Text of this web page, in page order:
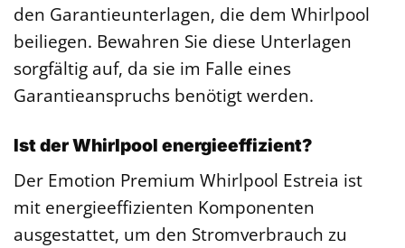
den Garantieunterlagen, die dem Whirlpool
beiliegen. Bewahren Sie diese Unterlagen
sorgfältig auf, da sie im Falle eines
Garantieanspruchs benötigt werden.
Ist der Whirlpool energieeffizient?
Der Emotion Premium Whirlpool Estreia ist
mit energieeffizienten Komponenten
ausgestattet, um den Stromverbrauch zu